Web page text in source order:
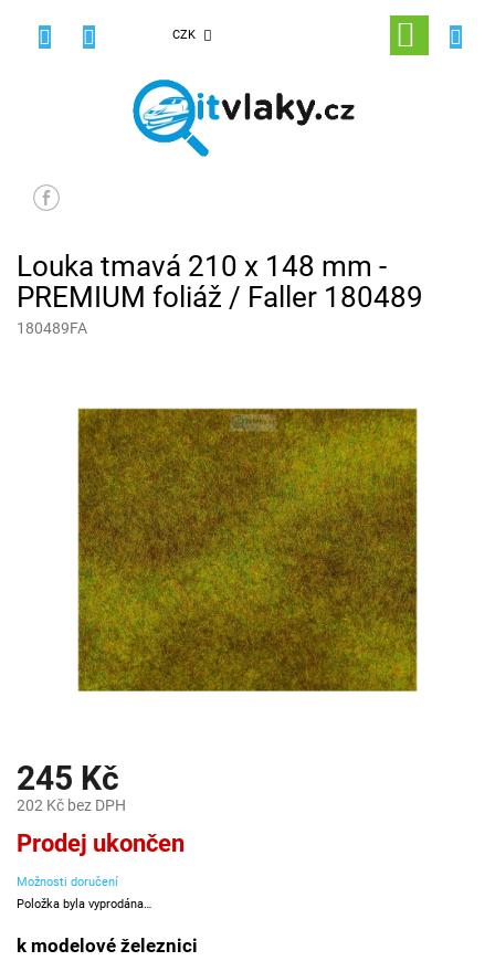
CZK
NÁKUPNÍ
KOŠÍK
Louka tmavá 210 x 148 mm -
PREMIUM foliáž / Faller 180489
180489FA
245 Kč
202 Kč bez DPH
Měrná
cena:
Prodej ukončen
Možnosti doručení
Položka byla vyprodána…
k modelové železnici